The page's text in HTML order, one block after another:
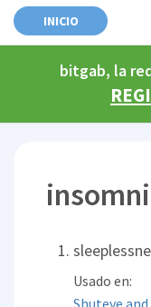
INICIO
bitgab, la
Usado en:
Shuteye